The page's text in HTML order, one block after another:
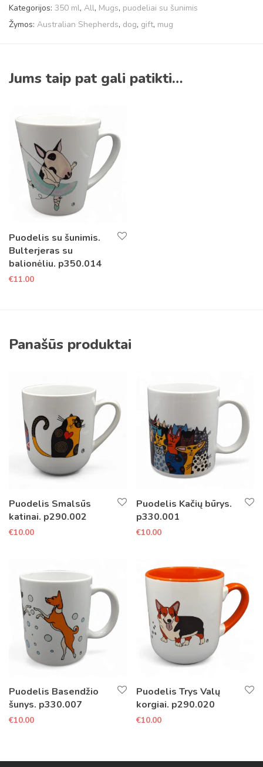
Kategorijos: 350 ml, All, Mugs, puodeliai su šunimis
Žymos: Australian Shepherds, dog, gift, mug
Jums taip pat gali patikti…
Puodelis su šunimis.
Bulterjeras su
balionėliu. p350.014
€11.00
Panašūs produktai
Puodelis Smalsūs
katinai. p290.002
€10.00
Puodelis Kačių būrys.
p330.001
€10.00
Puodelis Basendžio
šunys. p330.007
€10.00
Puodelis Trys Valų
korgiai. p290.020
€10.00